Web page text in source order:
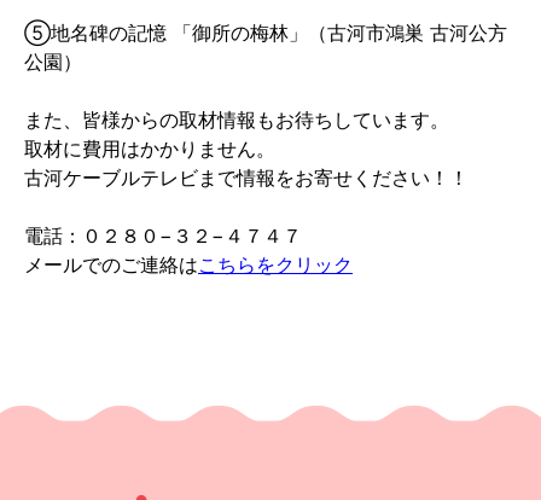
⑤地名碑の記憶 「御所の梅林」（古河市鴻巣 古河公方
公園）
また、皆様からの取材情報もお待ちしています。
取材に費用はかかりません。
古河ケーブルテレビまで情報をお寄せください！！
電話：０２８０−３２−４７４７
メールでのご連絡はこちらをクリック